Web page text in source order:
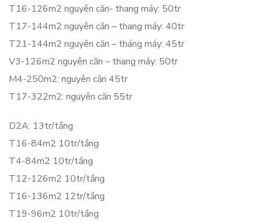
T16-126m2 nguyên căn- thang máy: 50tr
T17-144m2 nguyên căn – thang máy: 40tr
T21-144m2 nguyên căn – tháng máy: 45tr
V3-126m2 nguyên căn – thang máy: 50tr
M4-250m2: nguyên căn 45tr
T17-322m2: nguyên căn 55tr
D2A: 13tr/tầng
T16-84m2 10tr/tầng
T4-84m2 10tr/tầng
T12-126m2 10tr/tầng
T16-136m2 12tr/tầng
T19-96m2 10tr/tầng